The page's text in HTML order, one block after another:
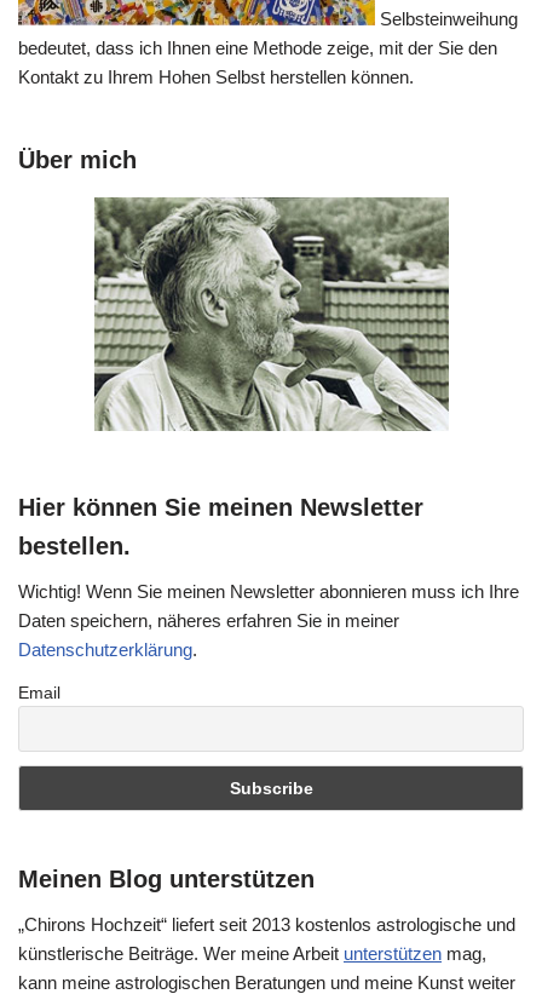
Selbsteinweihung
bedeutet, dass ich Ihnen eine Methode zeige, mit der Sie den
Kontakt zu Ihrem Hohen Selbst herstellen können.
Über mich
Hier können Sie meinen Newsletter
bestellen.
Wichtig! Wenn Sie meinen Newsletter abonnieren muss ich Ihre
Daten speichern, näheres erfahren Sie in meiner
Datenschutzerklärung.
Email
Meinen Blog unterstützen
„Chirons Hochzeit“ liefert seit 2013 kostenlos astrologische und
künstlerische Beiträge. Wer meine Arbeit unterstützen mag,
kann meine astrologischen Beratungen und meine Kunst weiter